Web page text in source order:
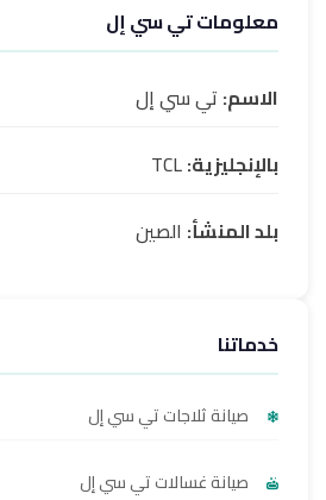
معلومات تي سي إل
الاسم: تي سي إل
بالإنجليزية:
بلد المنشأ: الصين
خدماتنا
صيانة ثلاجات تي سي إل
صيانة غسالات تي سي إل